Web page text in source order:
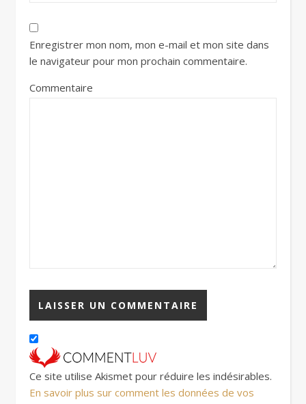
Enregistrer mon nom, mon e-mail et mon site dans
le navigateur pour mon prochain commentaire.
Commentaire
Ce site utilise Akismet pour réduire les indésirables.
En savoir plus sur comment les données de vos